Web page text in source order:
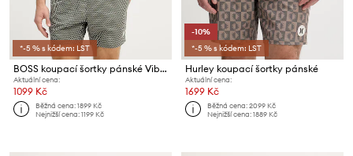
*-5 % s kódem: LST
BOSS koupací šortky pánské Vibe
Aktuální cena:
1099 Kč
Běžná cena:1899 Kč
Nejnižší cena:1199 Kč
-10%
*-5 % s kódem: LST
Hurley koupací šortky pánské
Aktuální cena:
1699 Kč
Běžná cena:2099 Kč
Nejnižší cena:1889 Kč